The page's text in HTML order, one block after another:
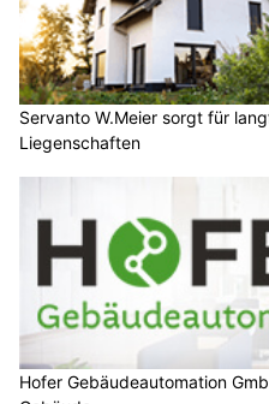
Servanto W.Meier sorgt für
Liegenschaften
Hofer Gebäudeautomation